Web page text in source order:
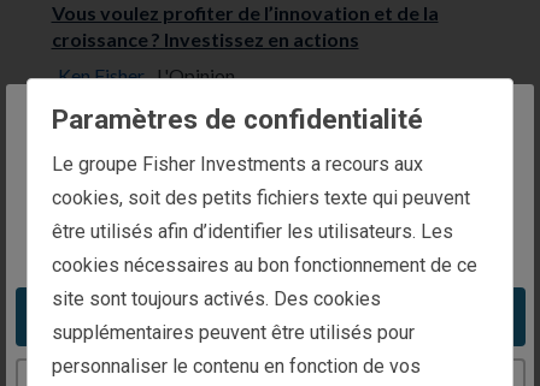
The website you are trying to reach is
intended for investors in France
You appear to be in the United States
Take me to the United States website
e
.
Vous voulez profiter de l’innovation et de la
croissance ? Investissez en actions
Ken Fisher, L'Opinion
Un investissement annuel de 2 400 euros, soit
...
Voir plus
Paramètres de confidentialité
Le groupe Fisher Investments a recours aux
cookies, soit des petits fichiers texte qui peuvent
être utilisés afin d’identifier les utilisateurs. Les
cookies nécessaires au bon fonctionnement de ce
site sont toujours activés. Des cookies
supplémentaires peuvent être utilisés pour
personnaliser le contenu en fonction de vos